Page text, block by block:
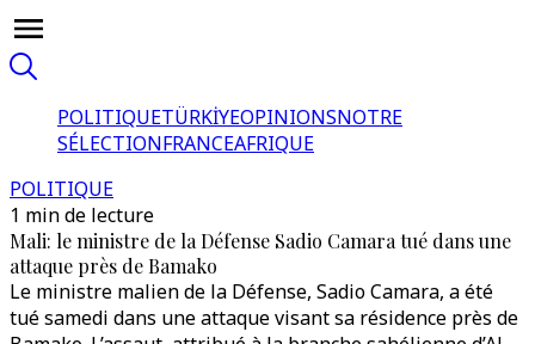
POLITIQUETÜRKİYEOPINIONSNOTRE
SÉLECTIONFRANCEAFRIQUE
POLITIQUE
1 min de lecture
Mali: le ministre de la Défense Sadio Camara tué dans une
attaque près de Bamako
Le ministre malien de la Défense, Sadio Camara, a été
tué samedi dans une attaque visant sa résidence près de